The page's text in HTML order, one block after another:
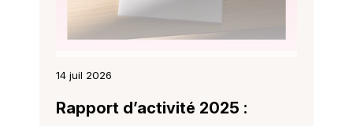
14 juil 2026
Rapport d’activité 2025 :